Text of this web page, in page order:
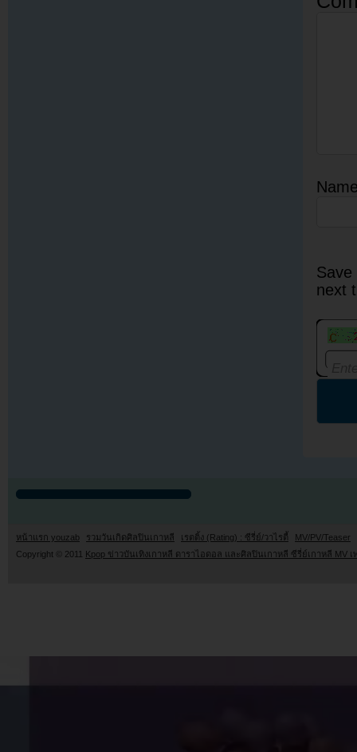
next
หน้าแรก youzab รวมวันเกิดศิลปินเกาหลี เรตติ้ง (Rating) : ซีรี่ย์/วาไรตี้
MV/PV/Teaser
Copyright © 2011 Kpop ข่าวบันเทิงเกาหลี ดาราไอดอล และศิลปินเกาหลี ซีรี่ย์เกาหลี MV